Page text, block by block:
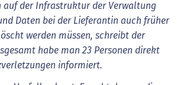
auf der Infrastruktur der Verwaltung
Daten bei der Lieferantin auch früher
werden müssen, schreibt der
habe man 23 Personen direkt
informiert.